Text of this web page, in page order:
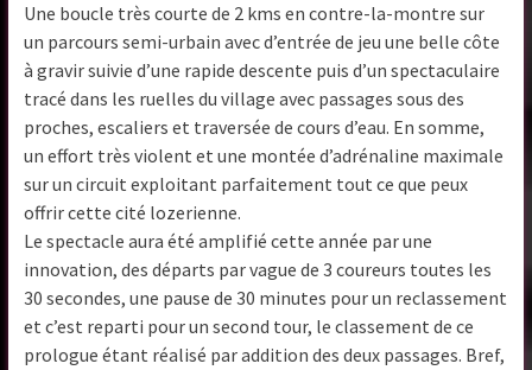
Une boucle très courte de 2 kms en contre-la-montre sur
un parcours semi-urbain avec d’entrée de jeu une belle côte
à gravir suivie d’une rapide descente puis d’un spectaculaire
tracé dans les ruelles du village avec passages sous des
proches, escaliers et traversée de cours d’eau. En somme,
un effort très violent et une montée d’adrénaline maximale
sur un circuit exploitant parfaitement tout ce que peux
offrir cette cité lozerienne.
Le spectacle aura été amplifié cette année par une
innovation, des départs par vague de 3 coureurs toutes les
30 secondes, une pause de 30 minutes pour un reclassement
et c’est reparti pour un second tour, le classement de ce
prologue étant réalisé par addition des deux passages. Bref,